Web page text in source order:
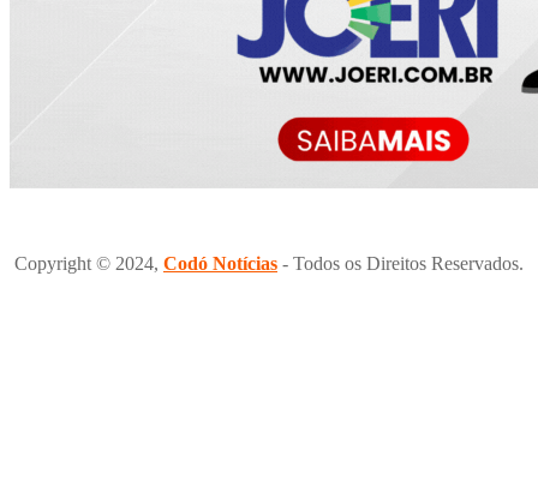
Copyright © 2024, Codó Notícias - Todos os Direitos Reservados.